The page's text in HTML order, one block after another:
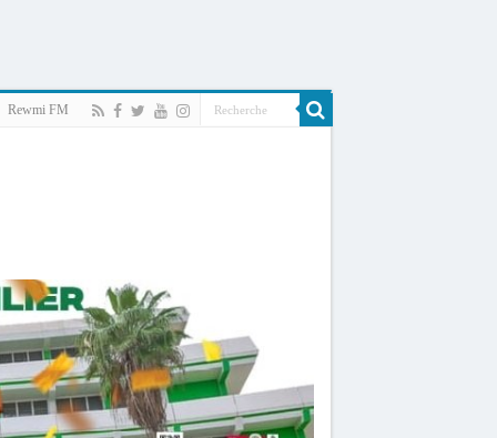
Rewmi FM